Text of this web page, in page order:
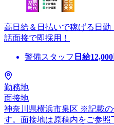
高日給＆日払いで稼げる日
話面接で即採用！
警備スタッフ 日給12,000
勤務地
面接地
神奈川県横浜市泉区 ※記載
す。面接地は原稿内をご参